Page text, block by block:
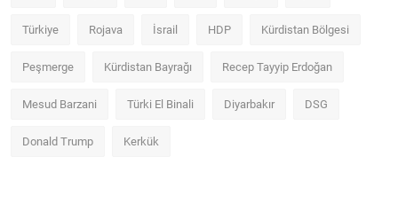
Türkiye Rojava İsrail HDP Kürdistan Bölgesi
Peşmerge Kürdistan Bayrağı Recep Tayyip Erdoğan
Mesud Barzani Türki El Binali Diyarbakır DSG
Donald Trump Kerkük